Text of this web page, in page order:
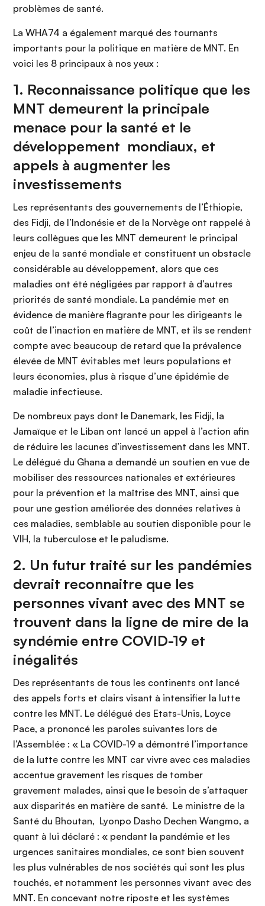
problèmes de santé.
La WHA74 a également marqué des tournants
importants pour la politique en matière de MNT. En
voici les 8 principaux à nos yeux :
1. Reconnaissance politique que les
MNT demeurent la principale
menace pour la santé et le
développement mondiaux, et
appels à augmenter les
investissements
Les représentants des gouvernements de l’Éthiopie,
des Fidji, de l’Indonésie et de la Norvège ont rappelé à
leurs collègues que les MNT demeurent le principal
enjeu de la santé mondiale et constituent un obstacle
considérable au développement, alors que ces
maladies ont été négligées par rapport à d’autres
priorités de santé mondiale. La pandémie met en
évidence de manière flagrante pour les dirigeants le
coût de l’inaction en matière de MNT, et ils se rendent
compte avec beaucoup de retard que la prévalence
élevée de MNT évitables met leurs populations et
leurs économies, plus à risque d’une épidémie de
maladie infectieuse.
De nombreux pays dont le Danemark, les Fidji, la
Jamaïque et le Liban ont lancé un appel à l’action afin
de réduire les lacunes d’investissement dans les MNT.
Le délégué du Ghana a demandé un soutien en vue de
mobiliser des ressources nationales et extérieures
pour la prévention et la maîtrise des MNT, ainsi que
pour une gestion améliorée des données relatives à
ces maladies, semblable au soutien disponible pour le
VIH, la tuberculose et le paludisme.
2. Un futur traité sur les pandémies
devrait reconnaitre que les
personnes vivant avec des MNT se
trouvent dans la ligne de mire de la
syndémie entre COVID-19 et
inégalités
Des représentants de tous les continents ont lancé
des appels forts et clairs visant à intensifier la lutte
contre les MNT. Le délégué des Etats-Unis, Loyce
Pace, a prononcé les paroles suivantes lors de
l’Assemblée : « La COVID-19 a démontré l’importance
de la lutte contre les MNT car vivre avec ces maladies
accentue gravement les risques de tomber
gravement malades, ainsi que le besoin de s’attaquer
aux disparités en matière de santé. Le ministre de la
Santé du Bhoutan, Lyonpo Dasho Dechen Wangmo, a
quant à lui déclaré : « pendant la pandémie et les
urgences sanitaires mondiales, ce sont bien souvent
les plus vulnérables de nos sociétés qui sont les plus
touchés, et notamment les personnes vivant avec des
MNT. En concevant notre riposte et les systèmes